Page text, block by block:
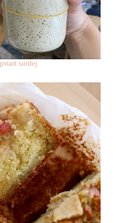
surdej